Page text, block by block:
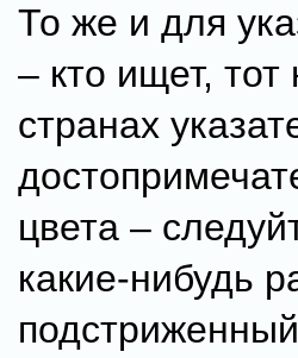
То же и для
– кто ищет, тот
странах
цвета –
какие-нибудь